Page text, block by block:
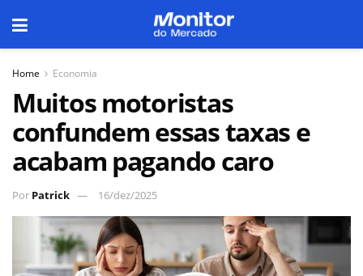
Home Economia
Muitos motoristas
confundem essas taxas e
acabam pagando caro
Por Patrick 16/dez/2025